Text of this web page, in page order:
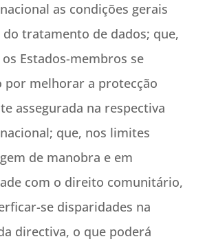
as condições gerais
tratamento de dados; que,
Estados-membros se
por melhorar a protecção
assegurada na respectiva
que, nos limites
de manobra e em
com o direito comunitário,
se disparidades na
directiva, o que poderá